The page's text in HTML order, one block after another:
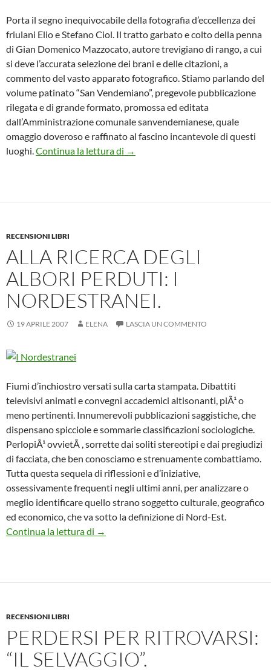
Porta il segno inequivocabile della fotografia d’eccellenza dei
friulani Elio e Stefano Ciol. Il tratto garbato e colto della penna
di Gian Domenico Mazzocato, autore trevigiano di rango, a cui
si deve l’accurata selezione dei brani e delle citazioni, a
commento del vasto apparato fotografico. Stiamo parlando del
volume patinato “San Vendemiano”, pregevole pubblicazione
rilegata e di grande formato, promossa ed editata
dall’Amministrazione comunale sanvendemianese, quale
omaggio doveroso e raffinato al fascino incantevole di questi
luoghi. Continua la lettura di Sinfonie paesaggistiche su San
→
RECENSIONI LIBRI
ALLA RICERCA DEGLI
ALBORI PERDUTI: I
NORDESTRANEI.
19 APRILE 2007 ELENA LASCIA UN COMMENTO
Fiumi d’inchiostro versati sulla carta stampata. Dibattiti
televisivi animati e convegni accademici altisonanti, piÃ¹ o
meno pertinenti. Innumerevoli pubblicazioni saggistiche, che
dispensano spicciole e sommarie classificazioni sociologiche.
PerlopiÃ¹ ovvietÃ , sorrette dai soliti stereotipi e dai pregiudizi
di facciata, che ben conosciamo e strenuamente combattiamo.
Tutta questa sequela di riflessioni e d’iniziative,
ossessivamente frequenti negli ultimi anni, per analizzare o
meglio identificare quello strano soggetto culturale, geografico
ed economico, che va sotto la definizione di Nord-Est.
Continua la lettura di
Alla ricerca degli albori perduti: i
→
RECENSIONI LIBRI
PERDERSI PER RITROVARSI:
“IL SELVAGGIO”.